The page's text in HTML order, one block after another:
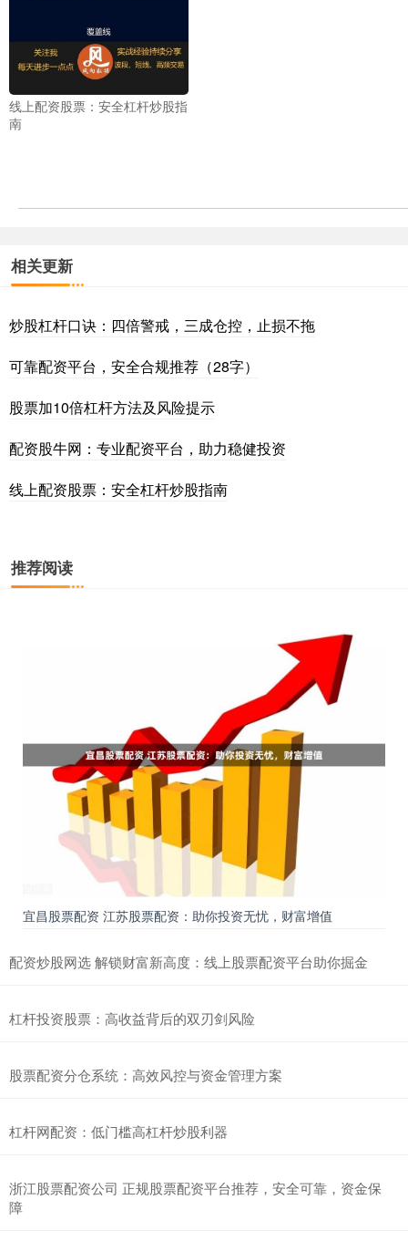
线上配资股票：安全杠杆炒股指
南
相关更新
炒股杠杆口诀：四倍警戒，三成仓控，止损不拖
可靠配资平台，安全合规推荐（28字）
股票加10倍杠杆方法及风险提示
配资股牛网：专业配资平台，助力稳健投资
线上配资股票：安全杠杆炒股指南
推荐阅读
宜昌股票配资 江苏股票配资：助你投资无忧，财富增值
配资炒股网选 解锁财富新高度：线上股票配资平台助你掘金
杠杆投资股票：高收益背后的双刃剑风险
股票配资分仓系统：高效风控与资金管理方案
杠杆网配资：低门槛高杠杆炒股利器
浙江股票配资公司 正规股票配资平台推荐，安全可靠，资金保
障